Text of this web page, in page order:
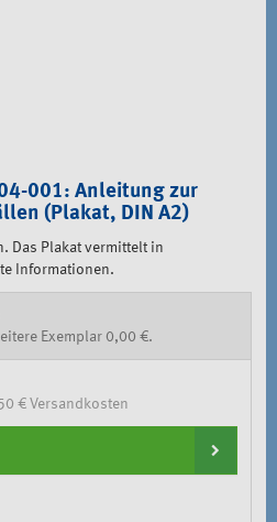
001: Anleitung zur
(Plakat, DIN A2)
Das Plakat vermittelt in
Informationen.
Exemplar 0,00 €.
€ Versandkosten